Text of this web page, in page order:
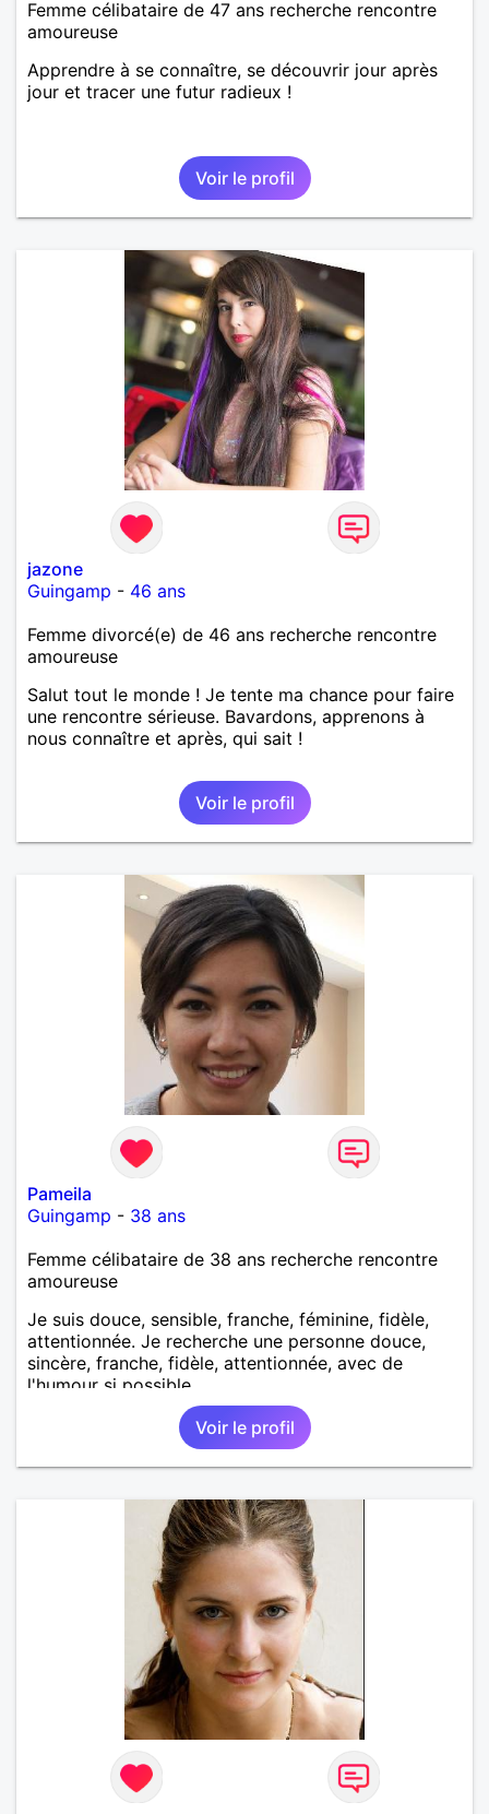
Femme célibataire de 47 ans recherche rencontre
amoureuse
Apprendre à se connaître, se découvrir jour après
jour et tracer une futur radieux !
Voir le profil
jazone
Guingamp - 46 ans
Femme divorcé(e) de 46 ans recherche rencontre
amoureuse
Salut tout le monde ! Je tente ma chance pour faire
une rencontre sérieuse. Bavardons, apprenons à
nous connaître et après, qui sait !
Voir le profil
Pameila
Guingamp - 38 ans
Femme célibataire de 38 ans recherche rencontre
amoureuse
Je suis douce, sensible, franche, féminine, fidèle,
attentionnée. Je recherche une personne douce,
sincère, franche, fidèle, attentionnée, avec de
l'humour si possible.
Voir le profil